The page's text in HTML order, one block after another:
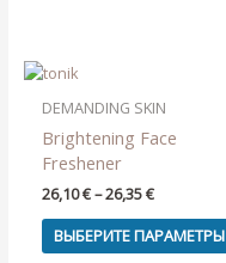
DEMANDING SKIN
Brightening Face
Freshener
26,10€–26,35€Диапазон
26,10 €
–
ВЫБЕРИТЕ ПАРАМЕТРЫ